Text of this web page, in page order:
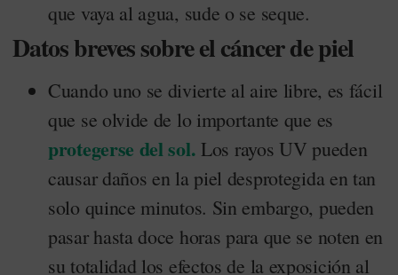
que vaya al agua, sude o se seque.
Datos breves sobre el cáncer de piel
Cuando uno se divierte al aire libre, es fácil
que se olvide de lo importante que es
protegerse del sol. Los rayos UV pueden
causar daños en la piel desprotegida en tan
solo quince minutos. Sin embargo, pueden
pasar hasta doce horas para que se noten en
su totalidad los efectos de la exposición al